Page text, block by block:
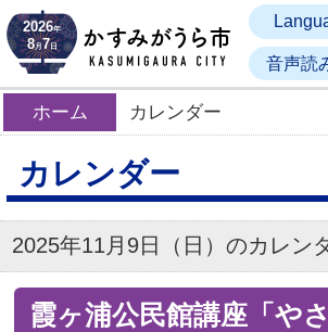
かすみ
2026年
8月7日
音声読
ホーム カレンダー
カレンダー
2025年11月9日（日）のカレン
霞ヶ浦公民館講座「や